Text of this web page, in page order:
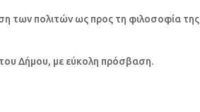
των πολιτών ως προς τη φιλοσοφία της
Δήμου, με εύκολη πρόσβαση.